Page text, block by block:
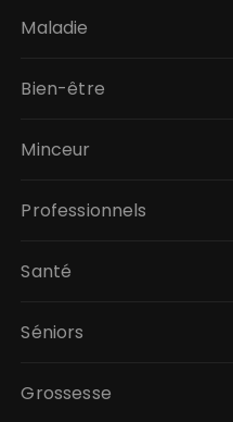
Maladie
Bien-être
Minceur
Professionnels
Santé
Séniors
Grossesse